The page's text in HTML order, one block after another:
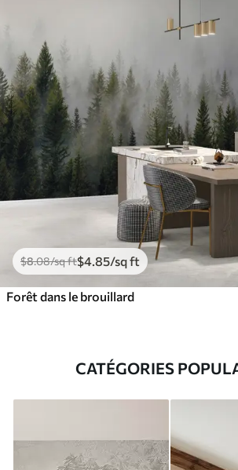
$8.08/sq ft$4 .85/sq ft
Forêt dans le brouillard
CATÉGORIES